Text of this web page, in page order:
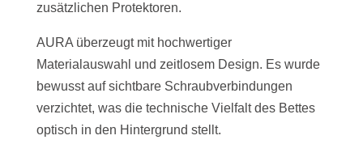
zusätzlichen Protektoren.
AURA überzeugt mit hochwertiger
Materialauswahl und zeitlosem Design. Es wurde
bewusst auf sichtbare Schraubverbindungen
verzichtet, was die technische Vielfalt des Bettes
optisch in den Hintergrund stellt.